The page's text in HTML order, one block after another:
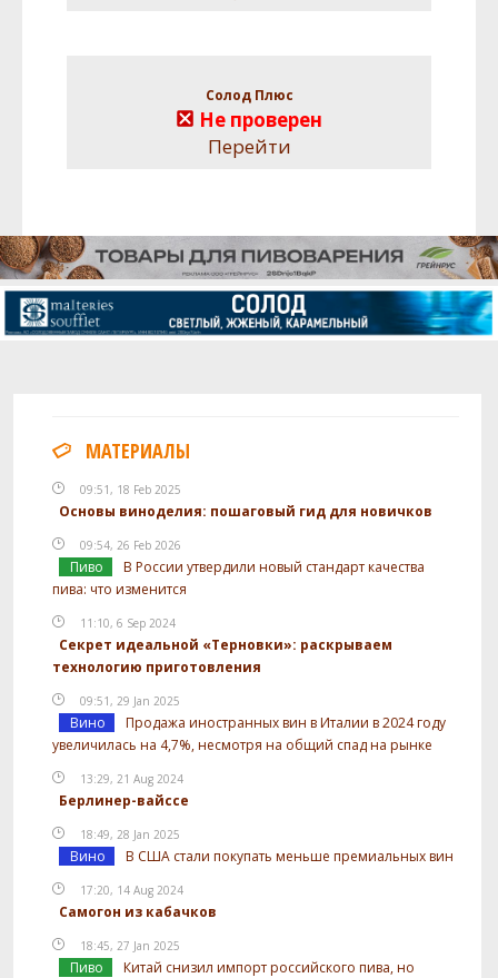
Солод Плюс
Не проверен
Перейти
МАТЕРИАЛЫ
09:51, 18 Feb 2025
Основы виноделия: пошаговый гид для новичков
09:54, 26 Feb 2026
Пиво
В России утвердили новый стандарт качества
пива: что изменится
11:10, 6 Sep 2024
Секрет идеальной «Терновки»: раскрываем
технологию приготовления
09:51, 29 Jan 2025
Вино
Продажа иностранных вин в Италии в 2024 году
увеличилась на 4,7%, несмотря на общий спад на рынке
13:29, 21 Aug 2024
Берлинер-вайссе
18:49, 28 Jan 2025
Вино В США стали покупать меньше премиальных вин
17:20, 14 Aug 2024
Самогон из кабачков
18:45, 27 Jan 2025
Пиво
Китай снизил импорт российского пива, но